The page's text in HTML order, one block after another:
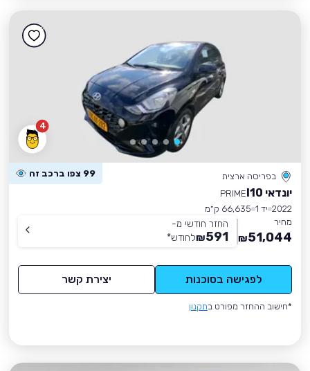
4
בפריסה ארצית 99 צפו ברכב זה
יונדאי I10
PRIME
2022 יד 1
66,635 ק״מ
מחיר
51,044
₪
החזר חודשי מ-
591
₪לחודש*
לפגישה בסוכנות יצירת קשר
*חישוב ההחזר מפורט בתקנון